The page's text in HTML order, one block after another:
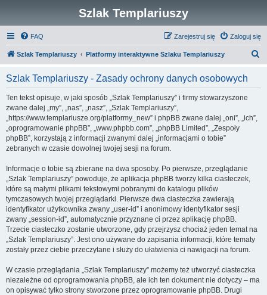
Szlak Templariuszy
FAQ Zaloguj się
Zarejestruj się
Szlak Templariuszy Platformy interaktywne Szlaku Templariuszy
Szlak Templariuszy - Zasady ochrony danych osobowych
Ten tekst opisuje, w jaki sposób „Szlak Templariuszy” i firmy stowarzyszone
zwane dalej „my”, „nas”, „nasz”, „Szlak Templariuszy”,
„https://www.templariusze.org/platformy_new” i phpBB zwane dalej „oni”, „ich”,
„oprogramowanie phpBB”, „www.phpbb.com”, „phpBB Limited”, „Zespoły
phpBB”, korzystają z informacji zwanymi dalej „informacjami o tobie”
zebranych w czasie dowolnej twojej sesji na forum.
Informacje o tobie są zbierane na dwa sposoby. Po pierwsze, przeglądanie
„Szlak Templariuszy” powoduje, że aplikacja phpBB tworzy kilka ciasteczek,
które są małymi plikami tekstowymi pobranymi do katalogu plików
tymczasowych twojej przeglądarki. Pierwsze dwa ciasteczka zawierają
identyfikator użytkownika zwany „user-id” i anonimowy identyfikator sesji
zwany „session-id”, automatycznie przyznane ci przez aplikację phpBB.
Trzecie ciasteczko zostanie utworzone, gdy przejrzysz chociaż jeden temat na
„Szlak Templariuszy”. Jest ono używane do zapisania informacji, które tematy
zostały przez ciebie przeczytane i służy do ułatwienia ci nawigacji na forum.
W czasie przeglądania „Szlak Templariuszy” możemy też utworzyć ciasteczka
niezależne od oprogramowania phpBB, ale ich ten dokument nie dotyczy – ma
on opisywać tylko strony stworzone przez oprogramowanie phpBB. Drugi